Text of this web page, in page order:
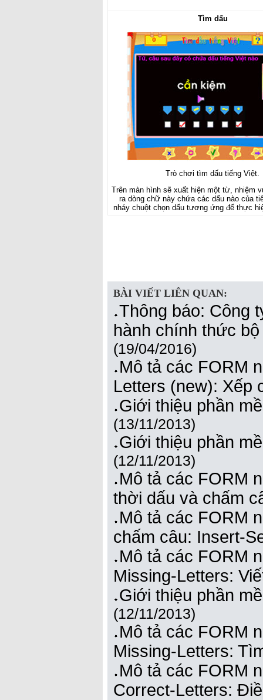
Tìm dấu
Trò chơi tìm dấu tiếng Việt.
Trên màn hình sẽ xuất hiện một từ, nhiệm
ra dòng chữ này chứa các dấu nào của
nháy chuột chọn dấu tương ứng để thực
BÀI VIẾT LIÊN QUAN:
Thông báo: Công
hành chính thức
(19/04/2016)
Mô tả các FORM
Letters (new): Xếp
Giới thiệu phần
(13/11/2013)
Giới thiệu phần
(12/11/2013)
Mô tả các FORM
thời dấu và chấm
Mô tả các FORM
chấm câu: Insert-
Mô tả các FORM
Missing-Letters:
Giới thiệu phần
(12/11/2013)
Mô tả các FORM
Missing-Letters:
Mô tả các FORM
Correct-Letters: